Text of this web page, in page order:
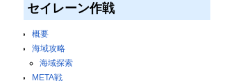
セイレーン作戦
概要
海域攻略
海域探索
META戦